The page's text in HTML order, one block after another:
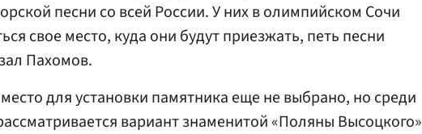
песни со всей России. У них в олимпийском Сочи
свое место, куда они будут приезжать, петь песни
Пахомов.
для установки памятника еще не выбрано, но среди
вариант знаменитой «Поляны Высоцкого»